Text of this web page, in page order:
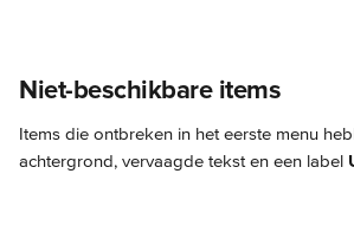
Niet-beschikbare items
Items die ontbreken in het eerste menu
achtergrond, vervaagde tekst en een label